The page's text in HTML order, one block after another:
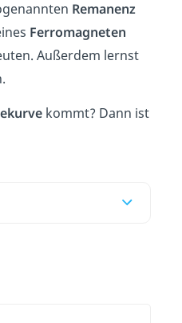
Remanenz
Ferromagneten
Außerdem lernst
kommt? Dann ist